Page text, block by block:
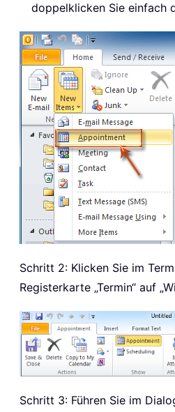
doppelklicken Sie einfach
Schritt 2: Klicken Sie im
Registerkarte „Termin“ auf
Schritt 3: Führen Sie im